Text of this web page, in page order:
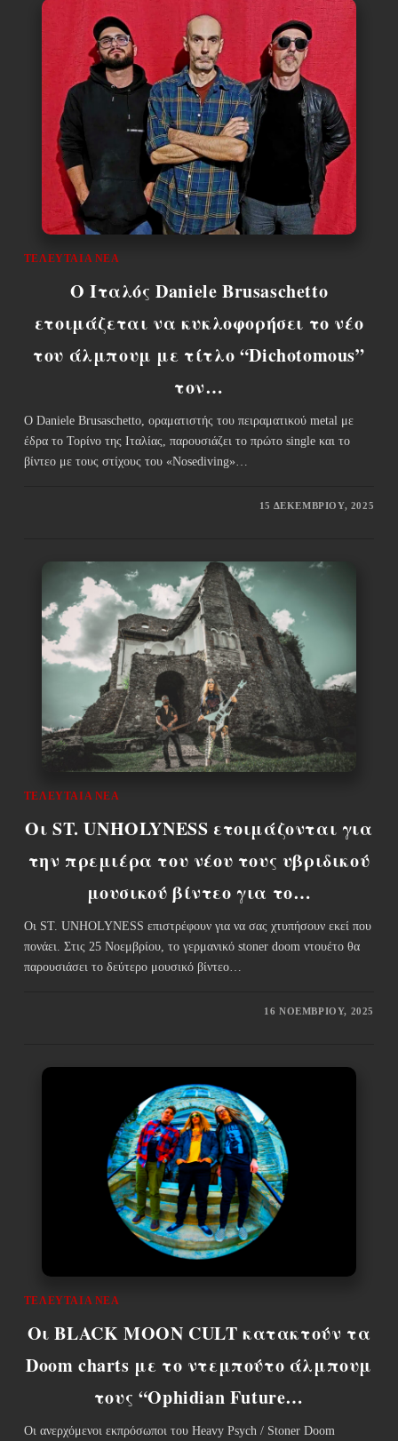
ΤΕΛΕΥΤΑΊΑ ΝΈΑ
Ο Ιταλός Daniele Brusaschetto
ετοιμάζεται να κυκλοφορήσει το νέο
του άλμπουμ με τίτλο “Dichotomous”
τον…
Ο Daniele Brusaschetto, οραματιστής του πειραματικού metal με
έδρα το Τορίνο της Ιταλίας, παρουσιάζει το πρώτο single και το
βίντεο με τους στίχους του «Nosediving»…
15 ΔΕΚΕΜΒΡΊΟΥ, 2025
ΤΕΛΕΥΤΑΊΑ ΝΈΑ
Οι ST. UNHOLYNESS ετοιμάζονται για
την πρεμιέρα του νέου τους υβριδικού
μουσικού βίντεο για το…
Οι ST. UNHOLYNESS επιστρέφουν για να σας χτυπήσουν εκεί που
πονάει. Στις 25 Νοεμβρίου, το γερμανικό stoner doom ντουέτο θα
παρουσιάσει το δεύτερο μουσικό βίντεο…
16 ΝΟΕΜΒΡΊΟΥ, 2025
ΤΕΛΕΥΤΑΊΑ ΝΈΑ
Οι BLACK MOON CULT κατακτούν τα
Doom charts με το ντεμπούτο άλμπουμ
τους “Ophidian Future…
Οι ανερχόμενοι εκπρόσωποι του Heavy Psych / Stoner Doom